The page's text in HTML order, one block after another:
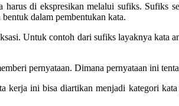
di ekspresikan melalui sufiks. Sufiks
dalam pembentukan kata.
Untuk contoh dari sufiks layaknya
pernyataan. Dimana pernyataan ini
kerja ini bisa diartikan menjadi kategori